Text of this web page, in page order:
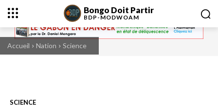
Bongo Doit Partir
BDP-MODWOAM
Accueil Nation Science
SCIENCE